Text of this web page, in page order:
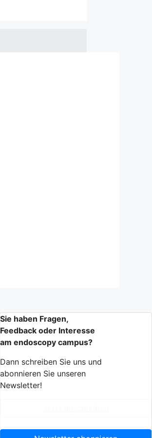
Sie haben Fragen,
Feedback oder Interesse
am endoscopy campus?
Dann schreiben Sie uns und
abonnieren Sie unseren
Newsletter!